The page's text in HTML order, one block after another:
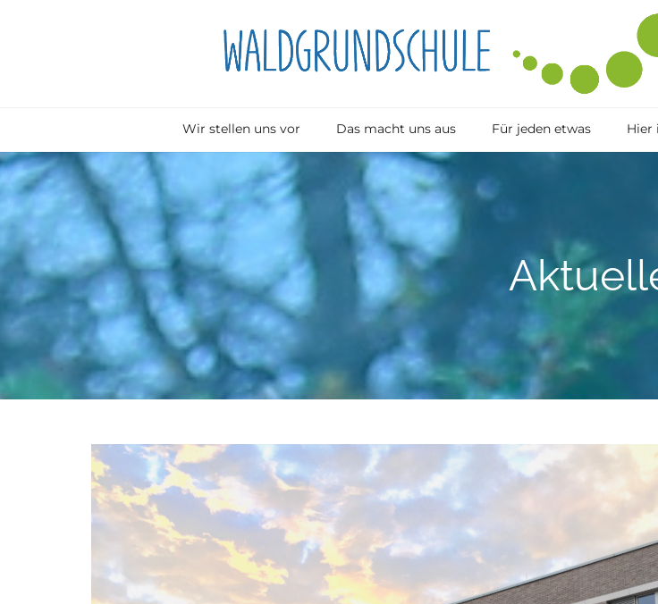
Wir stellen uns vor Das macht uns aus Für jeden etwas Hier